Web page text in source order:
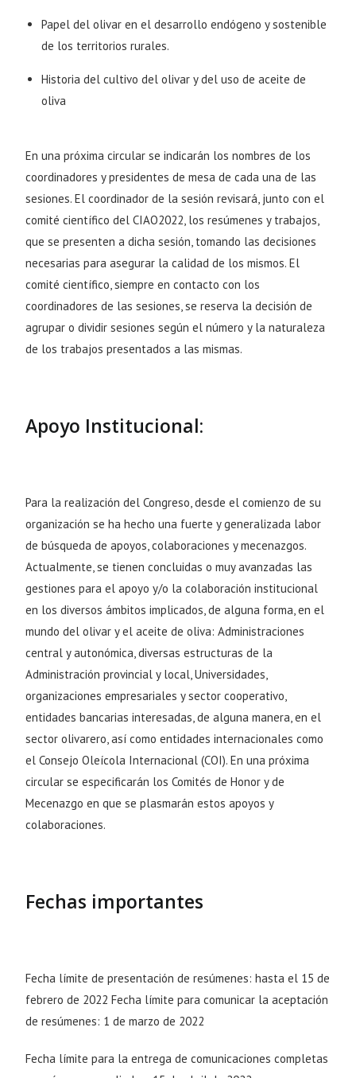
Papel del olivar en el desarrollo endógeno y sostenible
de los territorios rurales.
Historia del cultivo del olivar y del uso de aceite de
oliva
En una próxima circular se indicarán los nombres de los
coordinadores y presidentes de mesa de cada una de las
sesiones. El coordinador de la sesión revisará, junto con el
comité científico del CIAO2022, los resúmenes y trabajos,
que se presenten a dicha sesión, tomando las decisiones
necesarias para asegurar la calidad de los mismos. El
comité científico, siempre en contacto con los
coordinadores de las sesiones, se reserva la decisión de
agrupar o dividir sesiones según el número y la naturaleza
de los trabajos presentados a las mismas.
Apoyo Institucional:
Para la realización del Congreso, desde el comienzo de su
organización se ha hecho una fuerte y generalizada labor
de búsqueda de apoyos, colaboraciones y mecenazgos.
Actualmente, se tienen concluidas o muy avanzadas las
gestiones para el apoyo y/o la colaboración institucional
en los diversos ámbitos implicados, de alguna forma, en el
mundo del olivar y el aceite de oliva: Administraciones
central y autonómica, diversasestructuras de la
Administración provincial y local, Universidades,
organizaciones empresariales y sector cooperativo,
entidades bancarias interesadas, de alguna manera, en el
sector olivarero, así como entidades internacionales como
el Consejo Oleícola Internacional (COI). En una próxima
circular se especificarán los Comités de Honor y de
Mecenazgo en que se plasmarán estos apoyos y
colaboraciones.
Fechas importantes
Fecha límite de presentación de resúmenes: hasta el 15 de
febrero de 2022 Fecha límite para comunicar la aceptación
de resúmenes: 1 de marzo de 2022
Fecha límite para la entrega de comunicaciones completas